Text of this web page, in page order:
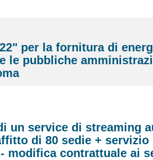
per la fornitura di
le pubbliche
un service di streaming
di 80 sedie + servizio
modifica contrattuale ai